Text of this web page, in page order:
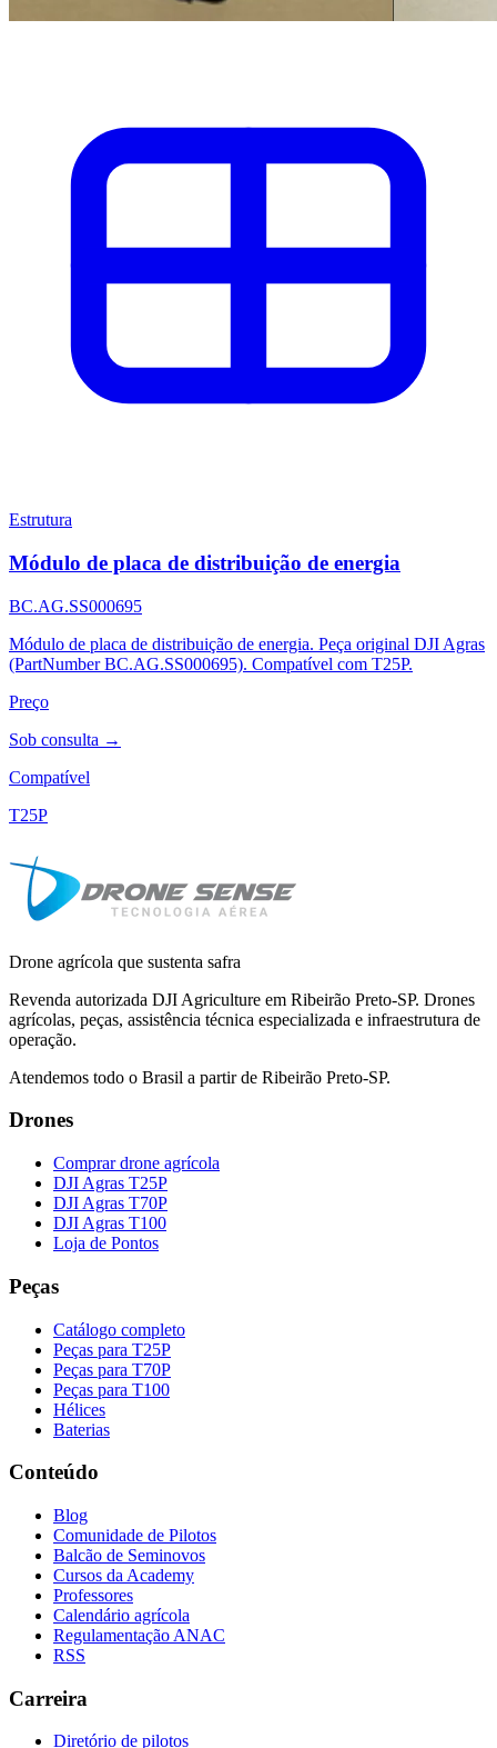
Estrutura
Módulo de placa de distribuição de energia
BC.AG.SS000695
Módulo de placa de distribuição de energia. Peça original DJI Agras
(PartNumber BC.AG.SS000695). Compatível com T25P.
Preço
Sob consulta →
Compatível
T25P
Drone agrícola que sustenta safra
Revenda autorizada DJI Agriculture em Ribeirão Preto-SP. Drones
agrícolas, peças, assistência técnica especializada e infraestrutura de
operação.
Atendemos todo o Brasil a partir de Ribeirão Preto-SP.
Drones
Comprar drone agrícola
DJI Agras T25P
DJI Agras T70P
DJI Agras T100
Loja de Pontos
Peças
Catálogo completo
Peças para T25P
Peças para T70P
Peças para T100
Hélices
Baterias
Conteúdo
Blog
Comunidade de Pilotos
Balcão de Seminovos
Cursos da Academy
Professores
Calendário agrícola
Regulamentação ANAC
RSS
Carreira
Diretório de pilotos